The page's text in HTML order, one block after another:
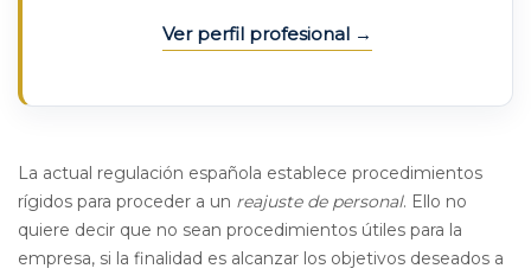
Ver perfil profesional
La actual regulación española establece procedimientos
rígidos para proceder a un reajuste de personal. Ello no
quiere decir que no sean procedimientos útiles para la
empresa, si la finalidad es alcanzar los objetivos deseados a